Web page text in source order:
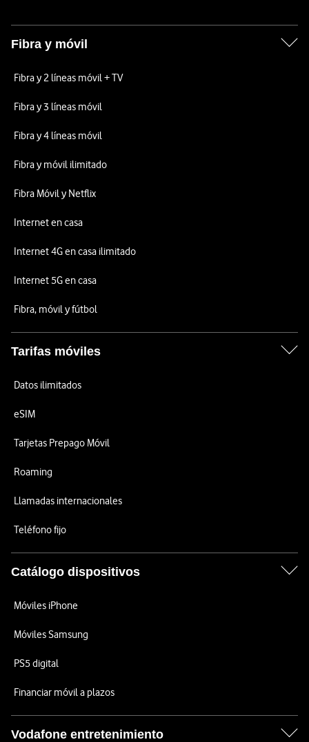
Fibra y móvil
Fibra y 2 líneas móvil + TV
Fibra y 3 líneas móvil
Fibra y 4 líneas móvil
Fibra y móvil ilimitado
Fibra Móvil y Netflix
Internet en casa
Internet 4G en casa ilimitado
Internet 5G en casa
Fibra, móvil y fútbol
Tarifas móviles
Datos ilimitados
eSIM
Tarjetas Prepago Móvil
Roaming
Llamadas internacionales
Teléfono fijo
Catálogo dispositivos
Móviles iPhone
Móviles Samsung
PS5 digital
Financiar móvil a plazos
Vodafone entretenimiento